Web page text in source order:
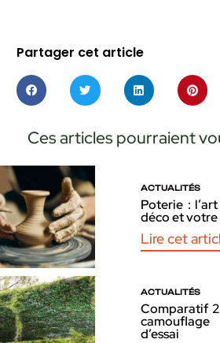
Partager cet article
Ces articles pourraient
ACTUALITÉS
Poterie :
déco et
Lire cet
ACTUALITÉS
Comparatif
d’essai